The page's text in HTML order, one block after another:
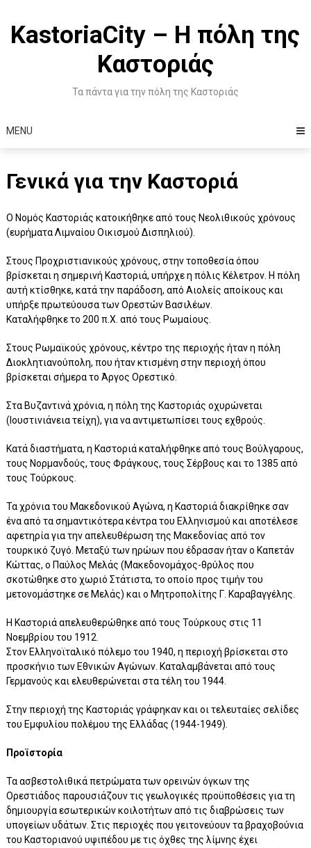
content
KastoriaCity – Η πόλη της
Καστοριάς
Τα πάντα για την πόλη της Καστοριάς
MENU
Γενικά για την Καστοριά
Ο Νομός Καστοριάς κατοικήθηκε από τους Νεολιθικούς χρόνους
(ευρήματα Λιμναίου Οικισμού Δισπηλιού).
Στους Προχριστιανικούς χρόνους, στην τοποθεσία όπου
βρίσκεται η σημερινή Καστοριά, υπήρχε η πόλις Κέλετρον. Η πόλη
αυτή κτίσθηκε, κατά την παράδοση, από Αιολείς αποίκους και
υπήρξε πρωτεύουσα των Ορεστών Βασιλέων.
Καταλήφθηκε το 200 π.Χ. από τους Ρωμαίους.
Στους Ρωμαϊκούς χρόνους, κέντρο της περιοχής ήταν η πόλη
Διοκλητιανούπολη, που ήταν κτισμένη στην περιοχή όπου
βρίσκεται σήμερα το Άργος Ορεστικό.
Στα Βυζαντινά χρόνια, η πόλη της Καστοριάς οχυρώνεται
(Ιουστινιάνεια τείχη), για να αντιμετωπίσει τους εχθρούς.
Κατά διαστήματα, η Καστοριά καταλήφθηκε από τους Βούλγαρους,
τους Νορμανδούς, τους Φράγκους, τους Σέρβους και το 1385 από
τους Τούρκους.
Τα χρόνια του Μακεδονικού Αγώνα, η Καστοριά διακρίθηκε σαν
ένα από τα σημαντικότερα κέντρα του Ελληνισμού και αποτέλεσε
αφετηρία για την απελευθέρωση της Μακεδονίας από τον
τουρκικό ζυγό. Μεταξύ των ηρώων που έδρασαν ήταν ο Καπετάν
Κώττας, ο Παύλος Μελάς (Μακεδονομάχος-θρύλος που
σκοτώθηκε στο χωριό Στάτιστα, το οποίο προς τιμήν του
μετονομάστηκε σε Μελάς) και ο Μητροπολίτης Γ. Καραβαγγέλης.
Η Καστοριά απελευθερώθηκε από τους Τούρκους στις 11
Νοεμβρίου του 1912.
Στον Ελληνοϊταλικό πόλεμο του 1940, η περιοχή βρίσκεται στο
προσκήνιο των Εθνικών Αγώνων. Καταλαμβάνεται από τους
Γερμανούς και ελευθερώνεται στα τέλη του 1944.
Στην περιοχή της Καστοριάς γράφηκαν και οι τελευταίες σελίδες
του Εμφυλίου πολέμου της Ελλάδας (1944-1949).
Προϊστορία
Τα ασβεστολιθικά πετρώματα των ορεινών όγκων της
Ορεστιάδος παρουσιάζουν τις γεωλογικές προϋποθέσεις για τη
δημιουργία εσωτερικών κοιλοτήτων από τις διαβρώσεις των
υπογείων υδάτων. Στις περιοχές που γειτονεύουν τα βραχοβούνια
του Καστοριανού υψιπέδου με τις όχθες της λίμνης έχει